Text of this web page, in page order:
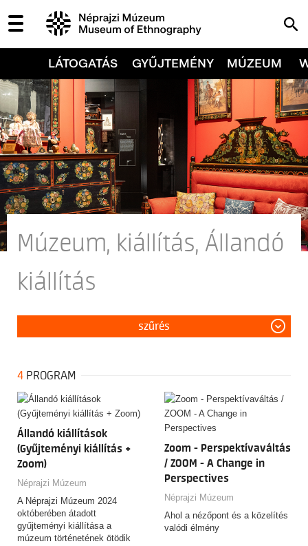
LÁTOGATÁS GYŰJTEMÉNY MÚZEUM
Múzeum, kiállítás, Állandó
kiállítás
szűrés
4 PROGRAM
Állandó kiállítások
(Gyűjteményi kiállítás +
Zoom)
Néprajzi Múzeum
A Néprajzi Múzeum 2024
októberében átadott
gyűjteményi kiállítása a
múzeum történetének ötödik
Zoom - Perspektívaváltás
/ ZOOM - A Change in
Perspectives
Néprajzi Múzeum
Ahol a nézőpont és a közelítés
valódi élmény